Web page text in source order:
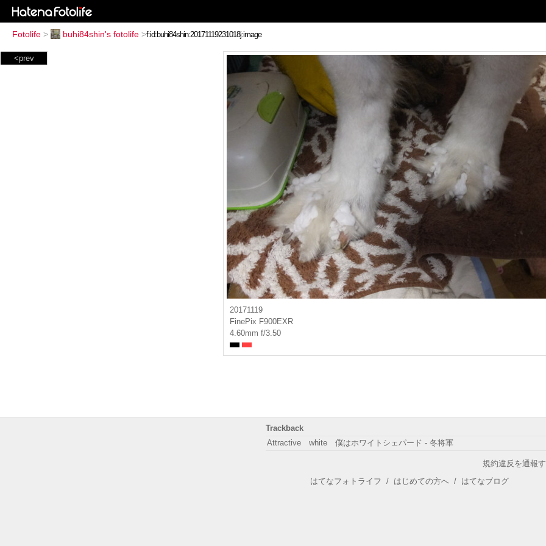
Fotolife > buhi84shin's fotolife >
<prev
20171119
FinePix F900EXR
4.60mm f/3.50
Trackback
Attractive white 僕はホワイトシェパード - 冬将軍
規約違反を通報
はてなフォトライフ / はじめての方へ / はてなブログ